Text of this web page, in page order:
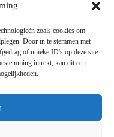
zoals cookies om
Door in te stemmen met
of unieke ID's op deze site
intrekt, kan dit een
-Algemene
-Over ons